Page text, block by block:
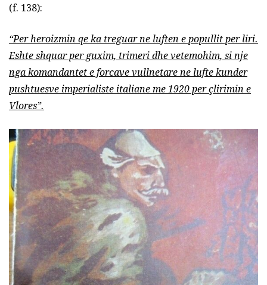
(f. 138):
“Per heroizmin qe ka treguar ne luften e popullit per liri.
Eshte shquar per guxim, trimeri dhe vetemohim, si nje
nga komandantet e forcave vullnetare ne lufte kunder
pushtuesve imperialiste italiane me 1920 per çlirimin e
Vlores”.